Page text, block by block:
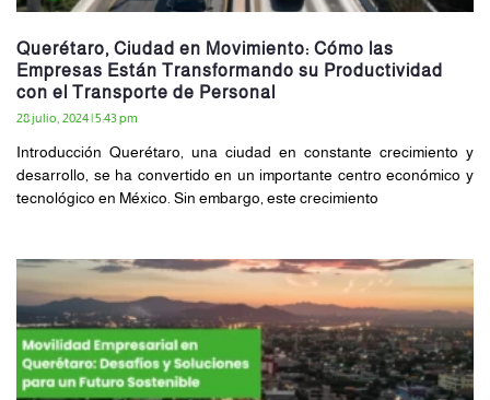
Querétaro, Ciudad en Movimiento: Cómo las
Empresas Están Transformando su Productividad
con el Transporte de Personal
28 julio, 2024 5:43 pm
Introducción Querétaro, una ciudad en constante crecimiento y
desarrollo, se ha convertido en un importante centro económico y
tecnológico en México. Sin embargo, este crecimiento